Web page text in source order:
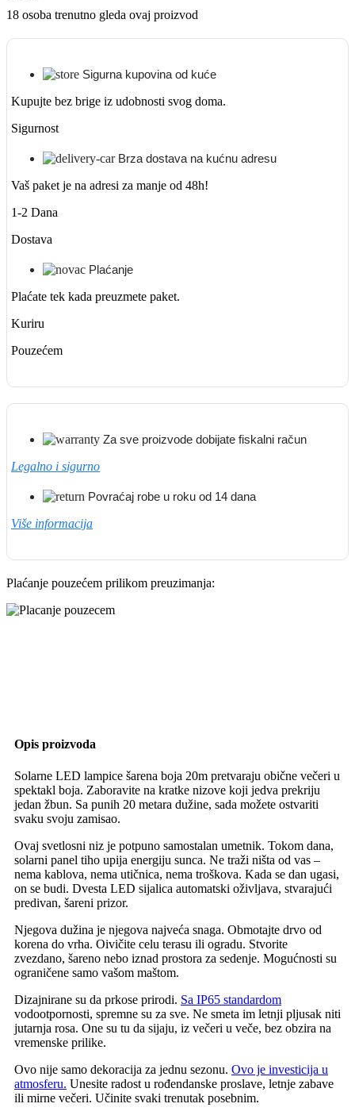
18 osoba trenutno gleda ovaj proizvod
Sigurna kupovina od kuće
Kupujte bez brige iz udobnosti svog doma.
Sigurnost
Brza dostava na kućnu adresu
Vaš paket je na adresi za manje od 48h!
1-2 Dana
Dostava
Plaćanje
Plaćate tek kada preuzmete paket.
Kuriru
Pouzećem
Za sve proizvode dobijate fiskalni račun
Legalno i sigurno
Povraćaj robe u roku od 14 dana
Više informacija
Plaćanje pouzećem prilikom preuzimanja:
Opis proizvoda
Solarne LED lampice šarena boja 20m pretvaraju obične večeri u
spektakl boja. Zaboravite na kratke nizove koji jedva prekriju
jedan žbun. Sa punih 20 metara dužine, sada možete ostvariti
svaku svoju zamisao.
Ovaj svetlosni niz je potpuno samostalan umetnik. Tokom dana,
solarni panel tiho upija energiju sunca. Ne traži ništa od vas –
nema kablova, nema utičnica, nema troškova. Kada se dan ugasi,
on se budi. Dvesta LED sijalica automatski oživljava, stvarajući
predivan, šareni prizor.
Njegova dužina je njegova najveća snaga. Obmotajte drvo od
korena do vrha. Oivičite celu terasu ili ogradu. Stvorite
zvezdano, šareno nebo iznad prostora za sedenje. Mogućnosti su
ograničene samo vašom maštom.
Dizajnirane su da prkose prirodi. Sa IP65 standardom
vodootpornosti, spremne su za sve. Ne smeta im letnji pljusak niti
jutarnja rosa. One su tu da sijaju, iz večeri u veče, bez obzira na
vremenske prilike.
Ovo nije samo dekoracija za jednu sezonu. Ovo je investicija u
atmosferu. Unesite radost u rođendanske proslave, letnje zabave
ili mirne večeri. Učinite svaki trenutak posebnim.